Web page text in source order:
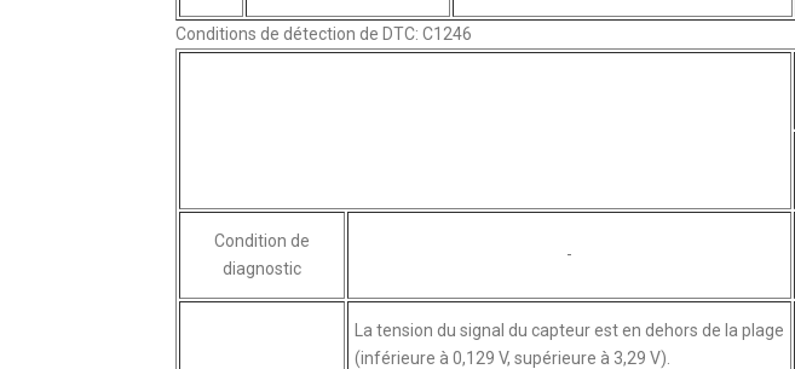
Conditions de détection de DTC: C1246
Condition de
diagnostic
-
La tension du signal du capteur est en dehors de la plage
(inférieure à 0,129 V, supérieure à 3,29 V).